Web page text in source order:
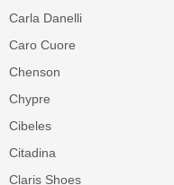
Carla Danelli
Caro Cuore
Chenson
Chypre
Cibeles
Citadina
Claris Shoes